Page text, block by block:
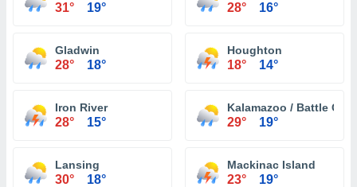
31° 19° 28° 16°
Gladwin
28° 18°
Houghton
18° 14°
Iron River
28° 15°
Kalamazoo / Battle
29° 19°
Lansing
30° 18°
Mackinac Island
23° 19°